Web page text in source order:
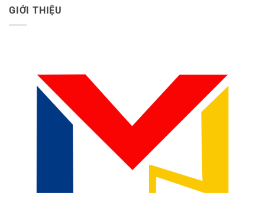
GIỚI THIỆU